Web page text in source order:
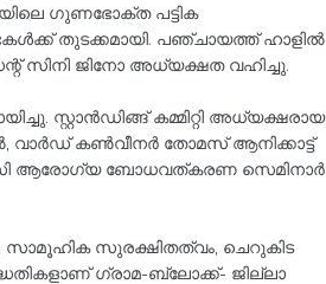
ഗുണഭോക്ത പട്ടിക
തുടക്കമായി. പഞ്ചായത്ത്‌ ഹാളിൽ
സിനി ജിനോ അധ്യക്ഷത വഹിച്ചു.
സ്റ്റാൻഡിങ്ങ് കമ്മിറ്റി അധ്യക്ഷരായ
കൺവീനർ തോമസ് ആനിക്കാട്ട്
ആരോഗ്യ ബോധവത്കരണ സെമിനാർ
സുരക്ഷിതത്വം, ചെറുകിട
ഗ്രാമ-ബ്ലോക്ക്- ജില്ലാ